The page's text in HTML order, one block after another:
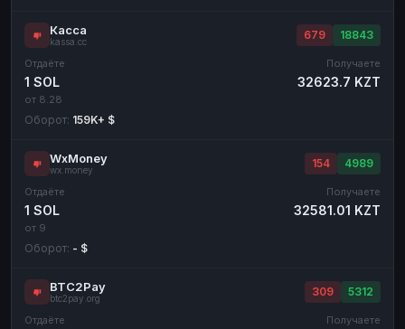
Касса
kassa.cc
679 18843
Отдаёте
1 SOL
от 8.28
Получаете
32623.7 KZT
Оборот: 159K+ $
WxMoney
wx.money
154 4989
Отдаёте
1 SOL
от 9
Получаете
32581.01 KZT
Оборот: - $
BTC2Pay
btc2pay.org
309 5312
Отдаёте Получаете